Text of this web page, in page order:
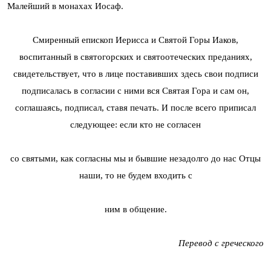
Малейший в монахах Иосаф.
Смиренный епископ Иерисса и Святой Горы Иаков,
воспитанный в святогорских и святоотеческих преданиях,
свидетельствует, что в лице поставивших здесь свои подписи
подписалась в согласии с ними вся Святая Гора и сам он,
соглашаясь, подписал, ставя печать. И после всего приписал
следующее: если кто не согласен
со святыми, как согласны мы и бывшие незадолго до нас Отцы
наши, то не будем входить с
ним в общение.
Перевод с греческого